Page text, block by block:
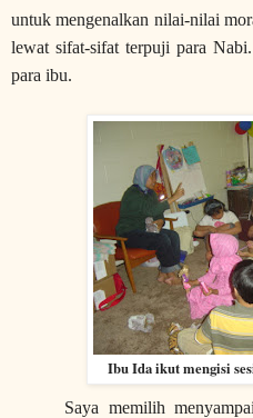
untuk mengenalkan nilai-nilai
lewat sifat-sifat terpuji para Nabi.
para ibu.
Ibu Ida ikut mengisi
Saya memilih